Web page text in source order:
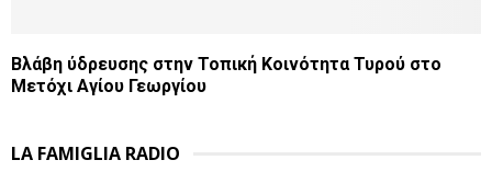
Βλάβη ύδρευσης στην Τοπική Κοινότητα Τυρού στο
Μετόχι Αγίου Γεωργίου
LA FAMIGLIA RADIO